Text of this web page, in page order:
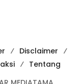
Disclaimer
Tentang